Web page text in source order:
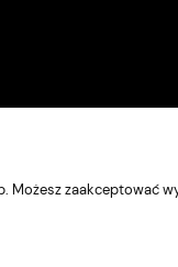
zaakceptować